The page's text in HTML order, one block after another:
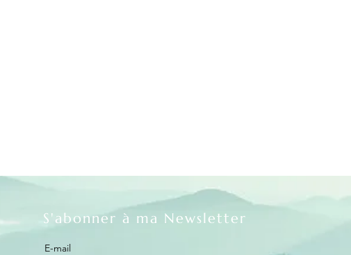
S'abonner à ma Newsletter
E-mail